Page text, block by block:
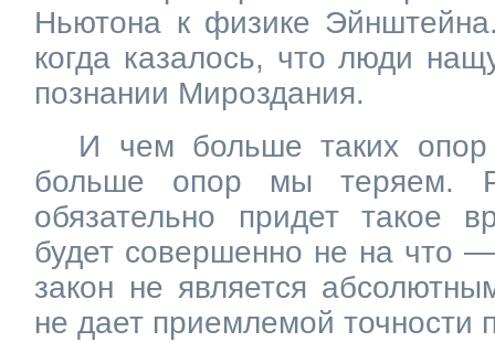
Ньютона к физике
когда казалось, что люди
познании Мироздания.
И чем больше таких
больше опор мы теряем.
обязательно придет такое
будет совершенно не на что
закон не является
не дает приемлемой точности